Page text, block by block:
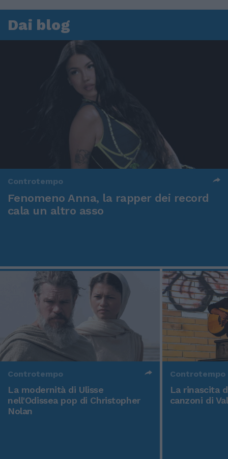
Dai blog
Controtempo
Fenomeno Anna, la rapper dei record
cala un altro asso
Controtempo
La modernità di Ulisse
nell'Odissea pop di Christopher
Nolan
Controtempo
La rinascita
canzoni di